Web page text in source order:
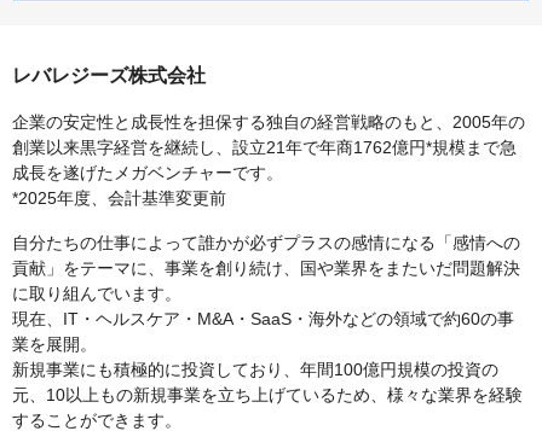
レバレジーズ株式会社
企業の安定性と成長性を担保する独自の経営戦略のもと、2005年の
創業以来黒字経営を継続し、設立21年で年商1762億円*規模まで急
成長を遂げたメガベンチャーです。
*2025年度、会計基準変更前
自分たちの仕事によって誰かが必ずプラスの感情になる「感情への
貢献」をテーマに、事業を創り続け、国や業界をまたいだ問題解決
に取り組んでいます。
現在、IT・ヘルスケア・M&A・SaaS・海外などの領域で約60の事
業を展開。
新規事業にも積極的に投資しており、年間100億円規模の投資の
元、10以上もの新規事業を立ち上げているため、様々な業界を経験
することができます。